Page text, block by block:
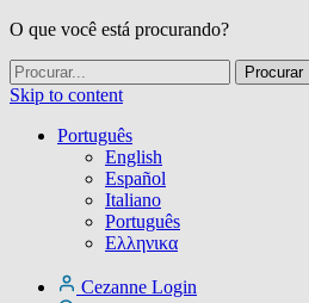
O que você está procurando?
Skip to content
Português
English
Español
Italiano
Português
Ελληνικα
Cezanne Login